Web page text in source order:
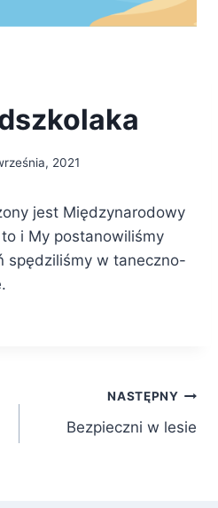
2021
jest Międzynarodowy
i My postanowiliśmy
spędziliśmy w taneczno-
NASTĘPNY
Bezpieczni w lesie